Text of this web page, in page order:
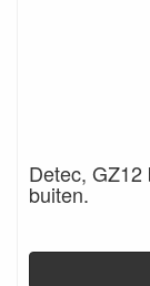
Detec,
buiten.